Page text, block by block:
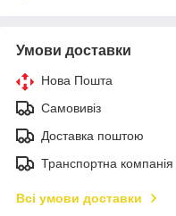
Умови доставки
Нова Пошта
Самовивіз
Доставка поштою
Транспортна компанія
Всі умови доставки